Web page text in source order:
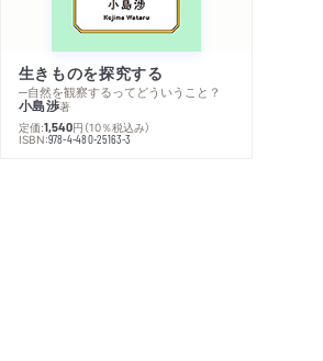
生きものを探究する
─自然を観察するってどういうこと？
小島渉著
定価:1,540円 （10％税込み）
ISBN:978-4-480-25163-3